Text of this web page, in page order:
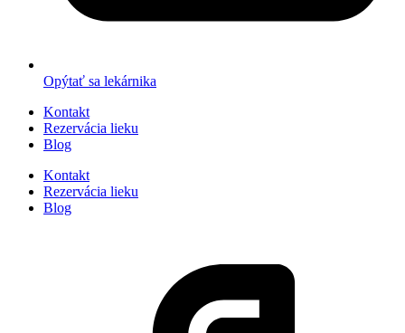
Opýtať sa lekárnika
Kontakt
Rezervácia lieku
Blog
Kontakt
Rezervácia lieku
Blog